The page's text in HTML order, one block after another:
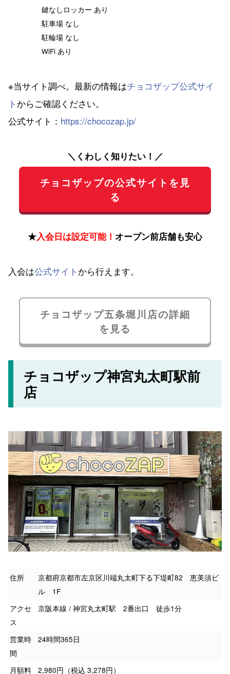
鍵なしロッカー あり
駐車場 なし
駐輪場 なし
WiFi あり
※当サイト調べ。最新の情報はチョコザップ公式サイ
ト からご確認ください。
公式サイト： https://chocozap.jp/
＼くわしく知りたい！／
チョコザップの公式サイトを見
る
★入会日は設定可能！ オープン前店舗も安心
入会は公式サイト から行えます。
チョコザップ五条堀川店の詳細
を見る
チョコザップ神宮丸太町駅前
店
住所
京都府京都市左京区川端丸太町下る下堤町82 恵美須ビ
ル 1F
アクセ
ス
京阪本線 / 神宮丸太町駅 2番出口 徒歩1分
営業時
間
24時間365日
月額料
2,980円（税込 3,278円）